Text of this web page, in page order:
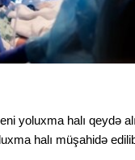
yoluxma halı qeydə
halı müşahidə